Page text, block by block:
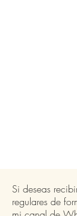
Si deseas
regulares de